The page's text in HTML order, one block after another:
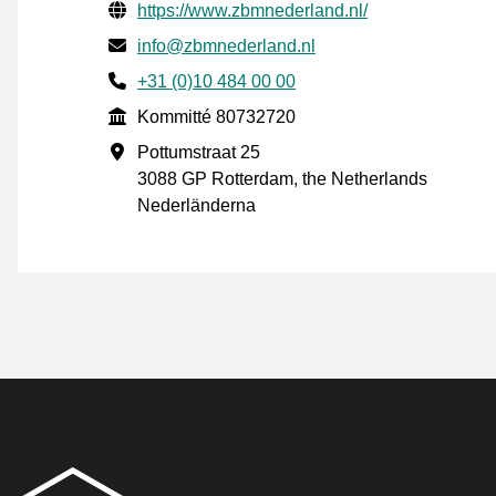
Verifierade kontaktuppgifter
Website URL
https://www.zbmnederland.nl/
E-post
info@zbmnederland.nl
Phone number
+31 (0)10 484 00 00
Kommitté
Kommitté 80732720
Företagsadress
Pottumstraat 25
3088 GP Rotterdam, the Netherlands
Nederländerna